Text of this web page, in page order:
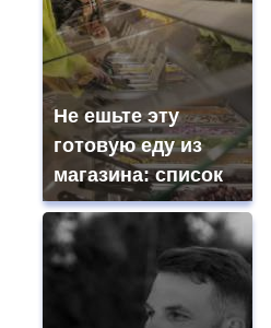
Не ешьте эту
готовую еду из
магазина: список